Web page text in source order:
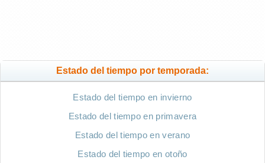
Estado del tiempo por temporada:
Estado del tiempo en invierno
Estado del tiempo en primavera
Estado del tiempo en verano
Estado del tiempo en otoño